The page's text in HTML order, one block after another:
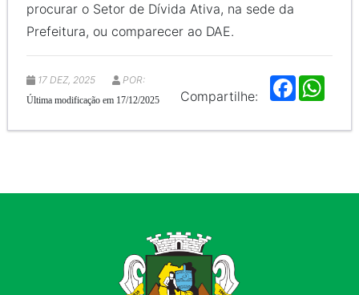
procurar o Setor de Dívida Ativa, na sede da
Prefeitura, ou comparecer ao DAE.
Compartilhe:
F
a
b
s
17 DEZ, 2025 POR:
Última modificação em 17/12/2025